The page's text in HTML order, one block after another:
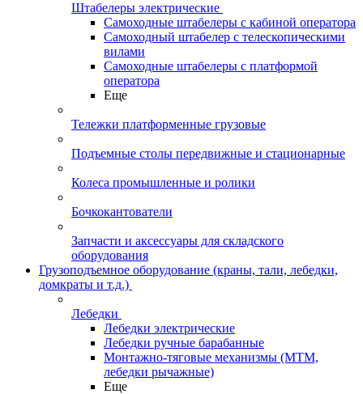
Штабелеры электрические
Самоходные штабелеры с кабиной оператора
Самоходный штабелер с телескопическими
вилами
Самоходные штабелеры с платформой
оператора
Еще
Тележки платформенные грузовые
Подъемные столы передвижные и стационарные
Колеса промышленные и ролики
Бочкокантователи
Запчасти и аксессуары для складского
оборудования
Грузоподъемное оборудование (краны, тали, лебедки,
домкраты и т.д.)
Лебедки
Лебедки электрические
Лебедки ручные барабанные
Монтажно-тяговые механизмы (МТМ,
лебедки рычажные)
Еще